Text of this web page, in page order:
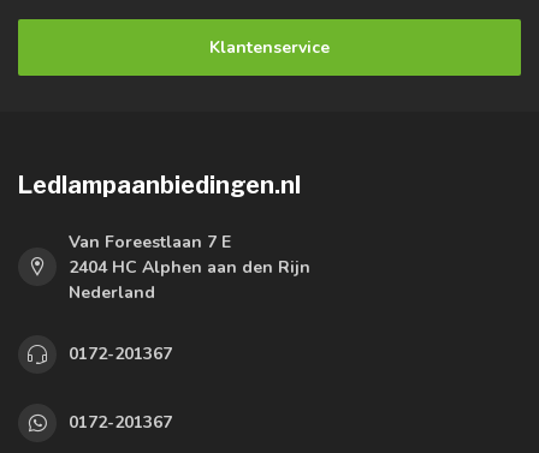
Klantenservice
Ledlampaanbiedingen.nl
Van Foreestlaan 7 E
2404 HC Alphen aan den Rijn
Nederland
0172-201367
0172-201367